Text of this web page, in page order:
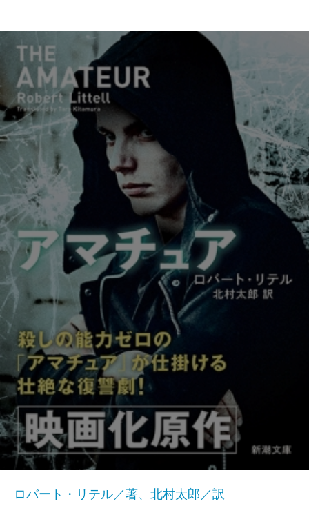
ロバート・リテル／著、北村太郎／訳